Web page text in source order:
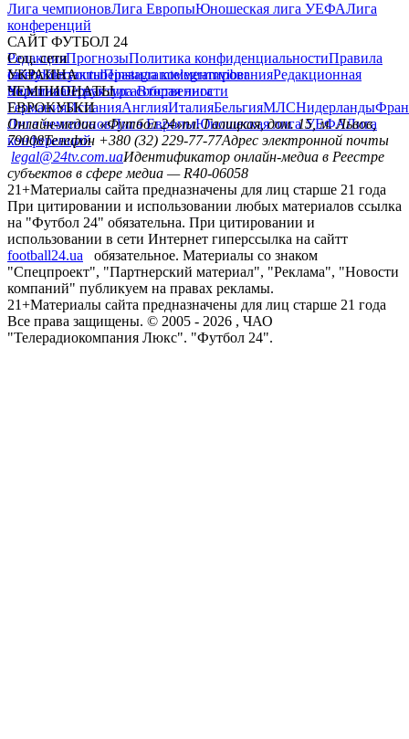
Лига чемпионовЛига ЕвропыЮношеская лига УЕФАЛига
конференций
САЙТ ФУТБОЛ 24
РедакцияПрогнозыПолитика конфиденциальностиПравила
сайтуКонтактыПравила комментированияРедакционная
политикаСтруктура собственности
Соц. сети
facebookxyoutubeinstagramtelegramviber
УКРАИНА
УкраинаПервая лигаВторая лига
ЧЕМПИОНАТЫ
ГерманияИспанияАнглияИталияБельгияМЛСНидерланды
ЕВРОКУБКИ
Лига чемпионовЛига ЕвропыЮношеская лига УЕФАЛига
конференций
Онлайн-медиа «Футбол 24»пл. Галицкая, дом. 15, м. Львов,
79008Телефон +380 (32) 229-77-77Адрес электронной почты
legal@24tv.com.uaИдентификатор онлайн-медиа в Реестре
субъектов в сфере медиа — R40-06058
21+Материалы сайта предназначены для лиц старше 21 года
При цитировании и использовании любых материалов ссылка
на "Футбол 24" обязательна. При цитировании и
использовании в сети Интернет гиперссылка на сайтт
football24.ua
обязательное. Материалы со знаком
"Спецпроект", "Партнерский материал", "Реклама", "Новости
компаний" публикуем на правах рекламы.
21+Материалы сайта предназначены для лиц старше 21 года
Все права защищены. © 2005 - 2026 , ЧАО
"Телерадиокомпания Люкс". "Футбол 24".